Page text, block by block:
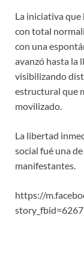
La iniciativa
con total
con una
avanzó hasta la
visibilizando
estructural que
movilizado.
La libertad
social fué una
manifestantes.
https://